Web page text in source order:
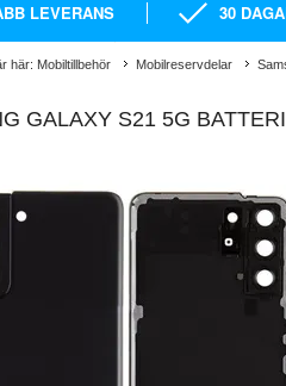
LEVERANS 30
här: Mobiltillbehör Mobilreservdelar
GALAXY S21 5G